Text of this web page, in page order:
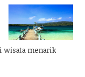
wisata menarik